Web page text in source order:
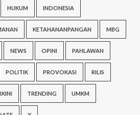
HUKUM INDONESIA
KETAHANANPANGAN MBG
NEWS OPINI PAHLAWAN
POLITIK PROVOKASI RILIS
TRENDING UMKM